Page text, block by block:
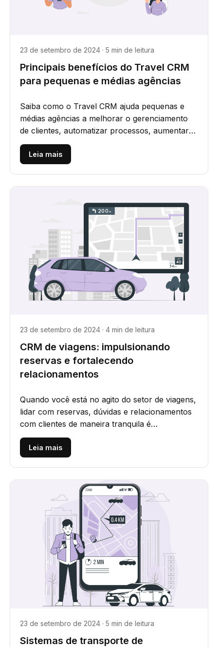
23 de setembro de 2024 · 5 min de leitura
Principais benefícios do Travel CRM
para pequenas e médias agências
Saiba como o Travel CRM ajuda pequenas e
médias agências a melhorar o gerenciamento
de clientes, automatizar processos, aumentar
as vendas e agilizar as...
Leia mais
23 de setembro de 2024 · 4 min de leitura
CRM de viagens: impulsionando
reservas e fortalecendo
relacionamentos
Quando você está no agito do setor de viagens,
lidar com reservas, dúvidas e relacionamentos
com clientes de maneira tranquila é
fundamental. É aí que o CRM é...
Leia mais
23 de setembro de 2024 · 5 min de leitura
Sistemas de transporte de